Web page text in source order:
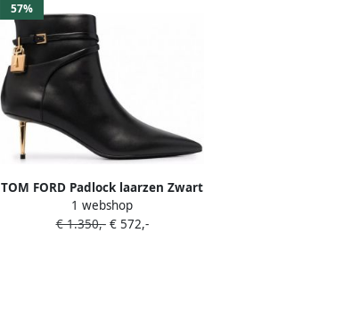
57%
TOM FORD Padlock laarzen Zwart
1 webshop
€ 1.350,-€ 572,-